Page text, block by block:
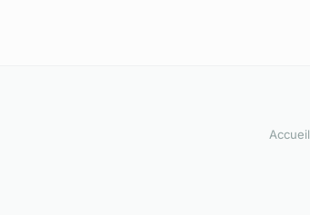
Accueil